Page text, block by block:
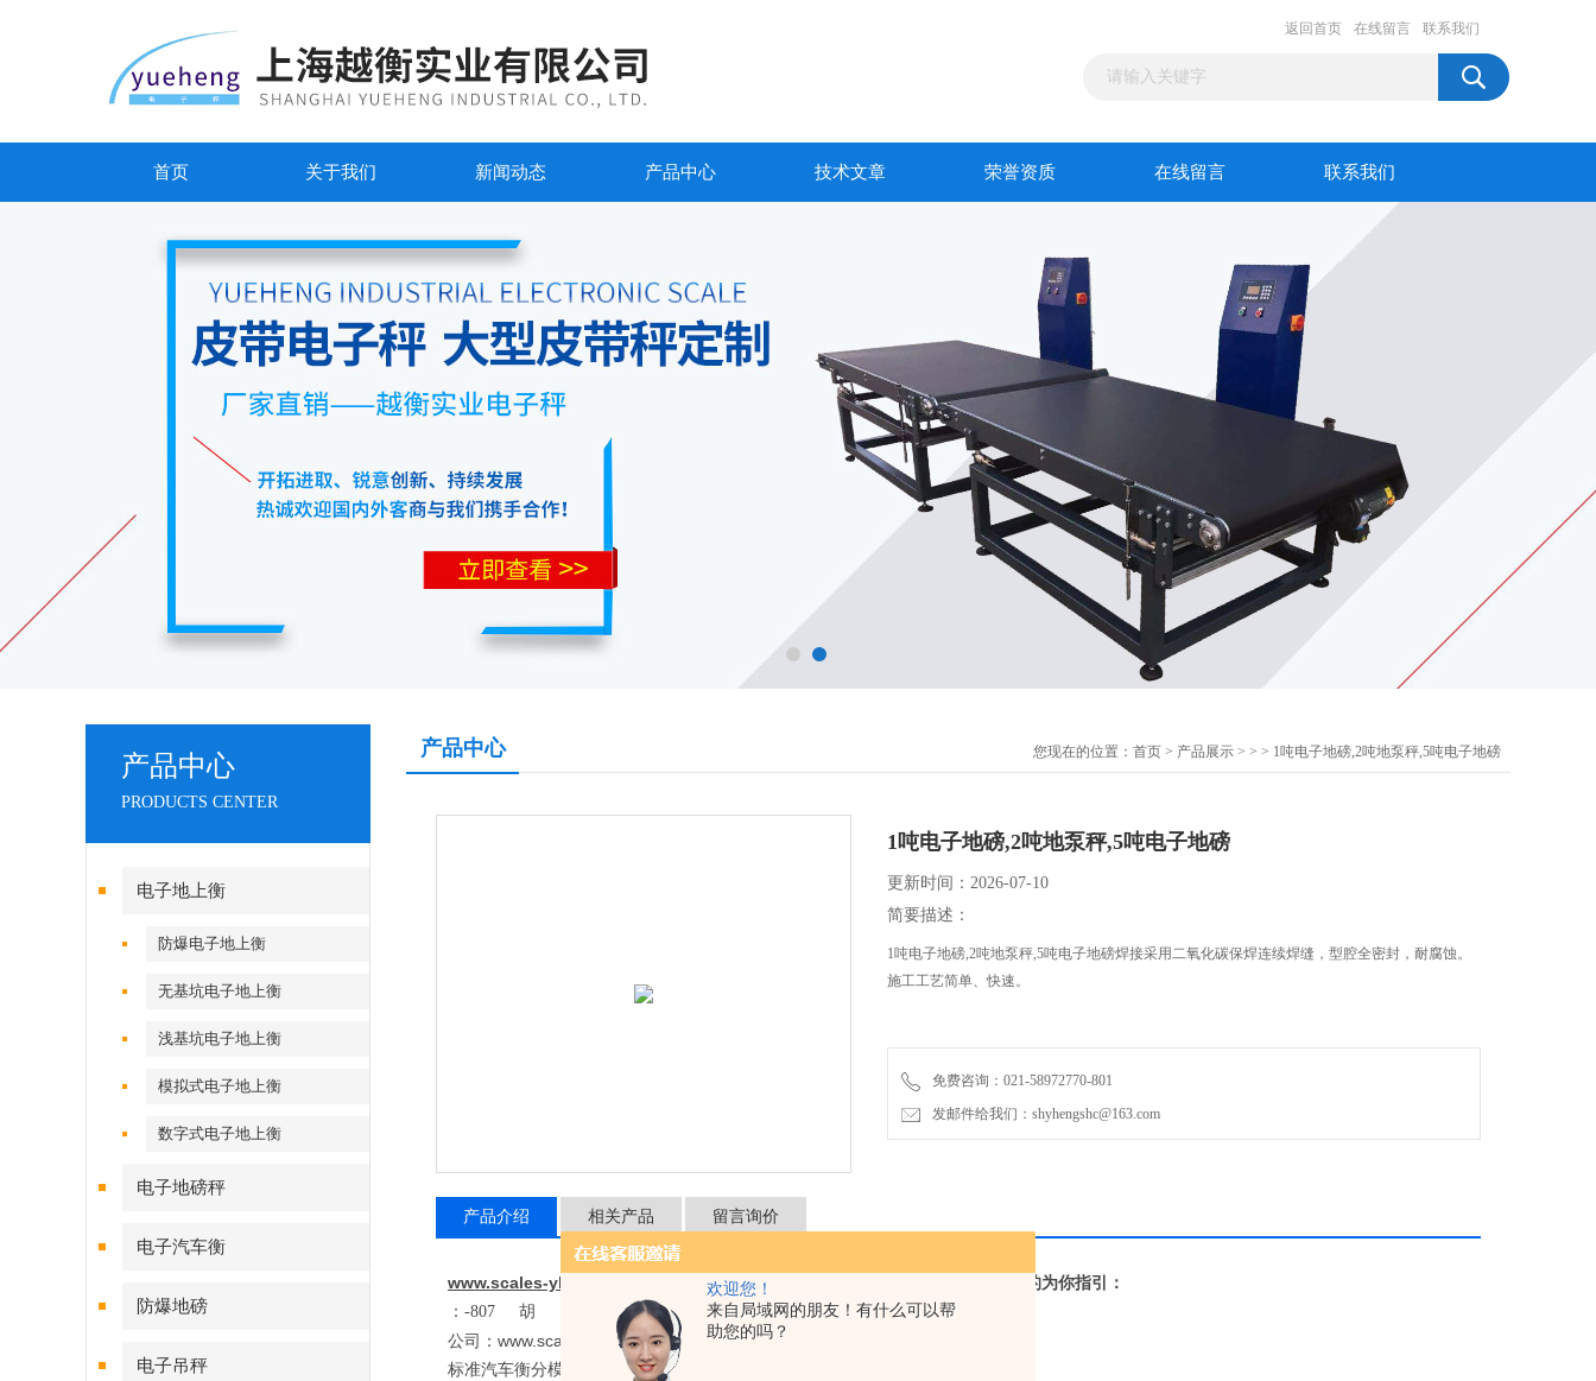
欢迎您！
来自局域网的朋友！有什么可以帮
助您的吗？
返回首页 在线留言 联系我们
首页 关于我们 新闻动态 产品中心 技术文章 荣誉资质 在线留言 联系我们
产品中心
PRODUCTS CENTER
电子地上衡
防爆电子地上衡
无基坑电子地上衡
浅基坑电子地上衡
模拟式电子地上衡
数字式电子地上衡
电子地磅秤
电子汽车衡
防爆地磅
电子吊秤
产品中心 您现在的位置： 首页 > 产品展示 > > > 1吨电子地磅,2吨地泵秤,5吨电子地磅
1吨电子地磅,2吨地泵秤,5吨电子地磅
更新时间：2026-07-10
简要描述：
1吨电子地磅,2吨地泵秤,5吨电子地磅焊接采用二氧化碳保焊连续焊缝，型腔全密封，耐腐蚀。
施工工艺简单、快速。
免费咨询：021-58972770-801
发邮件给我们：shyhengshc@163.com
产品介绍 相关产品 留言询价
www.scales-yh.com 1吨电子地磅,3吨地泵秤,5吨电子地磅
让上海越衡真诚的为你指引：
： -807 胡
公司： www.scales-yh.com：shyueheng
标准汽车衡分模拟式，数字式，防暴式：